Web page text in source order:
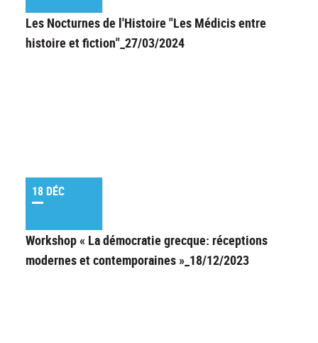
Les Nocturnes de l'Histoire "Les Médicis entre
histoire et fiction"_27/03/2024
18 DÉC
Workshop « La démocratie grecque: réceptions
modernes et contemporaines »_18/12/2023